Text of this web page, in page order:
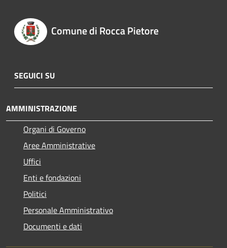
Comune di Rocca Pietore
SEGUICI SU
AMMINISTRAZIONE
Organi di Governo
Aree Amministrative
Uffici
Enti e fondazioni
Politici
Personale Amministrativo
Documenti e dati